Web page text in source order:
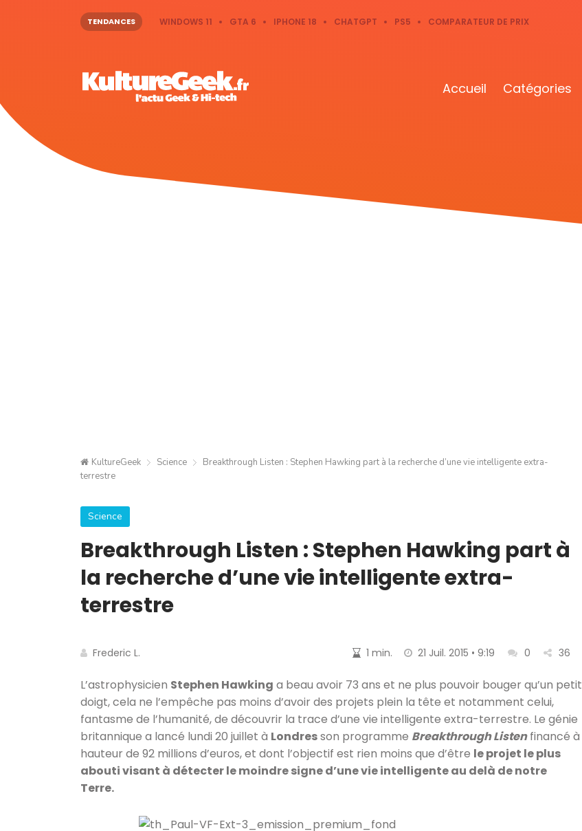
TENDANCES WINDOWS 11 GTA 6 IPHONE 18 CHATGPT PS5 COMPARATEUR DE PRIX
Accueil Catégories
KultureGeek Science
Breakthrough Listen : Stephen Hawking part à la recherche d’une vie intelligente extra-
terrestre
Science
Breakthrough Listen : Stephen Hawking part à
la recherche d’une vie intelligente extra-
terrestre
Frederic L. 1 min. 21 Juil. 2015 • 9:19 0 36
L’astrophysicien Stephen Hawking a beau avoir 73 ans et ne plus pouvoir bouger qu’un petit
doigt, cela ne l’empêche pas moins d’avoir des projets plein la tête et notamment celui,
fantasme de l’humanité, de découvrir la trace d’une vie intelligente extra-terrestre. Le génie
britannique a lancé lundi 20 juillet à Londresson programme Breakthrough Listenfinancé à
hauteur de 92 millions d’euros, et dont l’objectif est rien moins que d’être le projet le plus
abouti visant à détecter le moindre signe d’une vie intelligente au delà de notre
Terre.